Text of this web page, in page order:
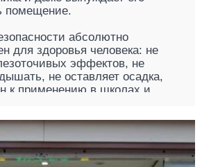
помещение.
абсолютно
для здоровья человека: не
эффектов, не
не оставляет осадка,
к применению в школах и
он и для электронного
в том числе